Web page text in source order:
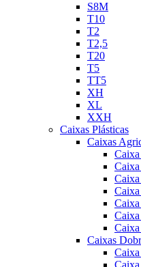
S8M
T10
T2
T2,5
T20
T5
TT5
XH
XL
XXH
Caixas Plásticas
Caixas
Caixas